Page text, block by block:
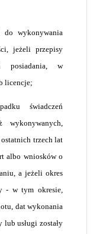
do wykonywania
jeżeli przepisy
posiadania, w
licencje;
świadczeń
trzech lat
albo wniosków o
a jeżeli okres
- w tym okresie,
dat wykonania
usługi zostały